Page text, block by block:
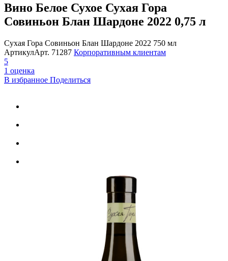
Вино Белое Сухое Сухая Гора
Совиньон Блан Шардоне 2022 0,75 л
Сухая Гора Совиньон Блан Шардоне 2022 750 мл
АртикулАрт. 71287 Корпоративным клиентам
5
1 оценка
В избранное Поделиться